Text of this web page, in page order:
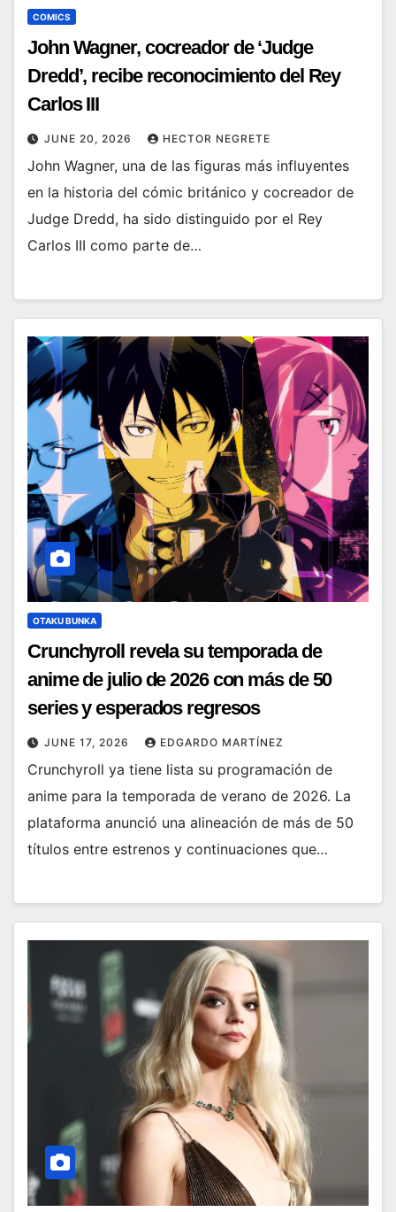
COMICS
John Wagner, cocreador de ‘Judge
Dredd’, recibe reconocimiento del Rey
Carlos III
JUNE 20, 2026 HECTOR NEGRETE
John Wagner, una de las figuras más influyentes
en la historia del cómic británico y cocreador de
Judge Dredd, ha sido distinguido por el Rey
Carlos III como parte de…
OTAKU BUNKA
Crunchyroll revela su temporada de
anime de julio de 2026 con más de 50
series y esperados regresos
JUNE 17, 2026 EDGARDO MARTÍNEZ
Crunchyroll ya tiene lista su programación de
anime para la temporada de verano de 2026. La
plataforma anunció una alineación de más de 50
títulos entre estrenos y continuaciones que…